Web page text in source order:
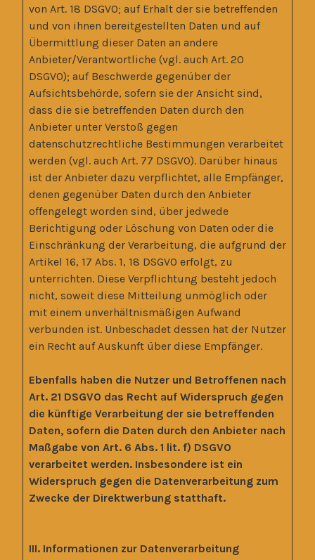
von Art. 18 DSGVO; auf Erhalt der sie betreffenden
und von ihnen bereitgestellten Daten und auf
Übermittlung dieser Daten an andere
Anbieter/Verantwortliche (vgl. auch Art. 20
DSGVO); auf Beschwerde gegenüber der
Aufsichtsbehörde, sofern sie der Ansicht sind,
dass die sie betreffenden Daten durch den
Anbieter unter Verstoß gegen
datenschutzrechtliche Bestimmungen verarbeitet
werden (vgl. auch Art. 77 DSGVO). Darüber hinaus
ist der Anbieter dazu verpflichtet, alle Empfänger,
denen gegenüber Daten durch den Anbieter
offengelegt worden sind, über jedwede
Berichtigung oder Löschung von Daten oder die
Einschränkung der Verarbeitung, die aufgrund der
Artikel 16, 17 Abs. 1, 18 DSGVO erfolgt, zu
unterrichten. Diese Verpflichtung besteht jedoch
nicht, soweit diese Mitteilung unmöglich oder
mit einem unverhältnismäßigen Aufwand
verbunden ist. Unbeschadet dessen hat der Nutzer
ein Recht auf Auskunft über diese Empfänger.
Ebenfalls haben die Nutzer und Betroffenen nach
Art. 21 DSGVO das Recht auf Widerspruch gegen
die künftige Verarbeitung der sie betreffenden
Daten, sofern die Daten durch den Anbieter nach
Maßgabe von Art. 6 Abs. 1 lit. f) DSGVO
verarbeitet werden. Insbesondere ist ein
Widerspruch gegen die Datenverarbeitung zum
Zwecke der Direktwerbung statthaft.
III. Informationen zur Datenverarbeitung